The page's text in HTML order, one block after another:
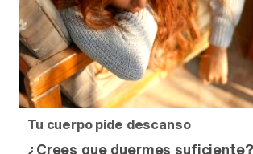
Tu cuerpo pide descanso
¿Crees que duermes